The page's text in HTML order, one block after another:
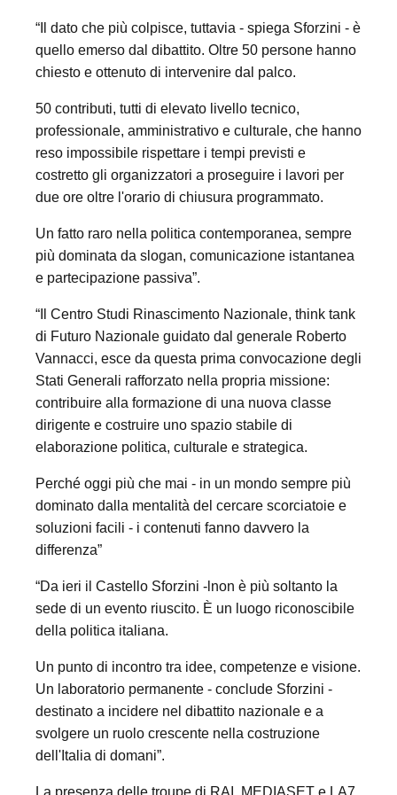
“Il dato che più colpisce, tuttavia - spiega Sforzini - è
quello emerso dal dibattito. Oltre 50 persone hanno
chiesto e ottenuto di intervenire dal palco.
50 contributi, tutti di elevato livello tecnico,
professionale, amministrativo e culturale, che hanno
reso impossibile rispettare i tempi previsti e
costretto gli organizzatori a proseguire i lavori per
due ore oltre l'orario di chiusura programmato.
Un fatto raro nella politica contemporanea, sempre
più dominata da slogan, comunicazione istantanea
e partecipazione passiva”.
“Il Centro Studi Rinascimento Nazionale, think tank
di Futuro Nazionale guidato dal generale Roberto
Vannacci, esce da questa prima convocazione degli
Stati Generali rafforzato nella propria missione:
contribuire alla formazione di una nuova classe
dirigente e costruire uno spazio stabile di
elaborazione politica, culturale e strategica.
Perché oggi più che mai - in un mondo sempre più
dominato dalla mentalità del cercare scorciatoie e
soluzioni facili - i contenuti fanno davvero la
differenza”
“Da ieri il Castello Sforzini -lnon è più soltanto la
sede di un evento riuscito. È un luogo riconoscibile
della politica italiana.
Un punto di incontro tra idee, competenze e visione.
Un laboratorio permanente - conclude Sforzini -
destinato a incidere nel dibattito nazionale e a
svolgere un ruolo crescente nella costruzione
dell'Italia di domani”.
La presenza delle troupe di RAI, MEDIASET e LA7,